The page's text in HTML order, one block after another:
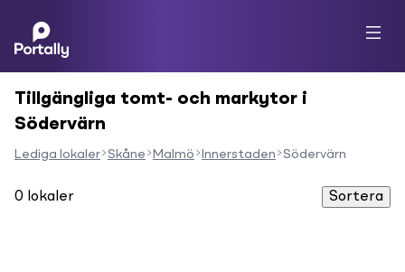
Tillgängliga tomt- och markytor i
Södervärn
Lediga lokaler Skåne Malmö Innerstaden Södervärn
0 lokaler Sortera